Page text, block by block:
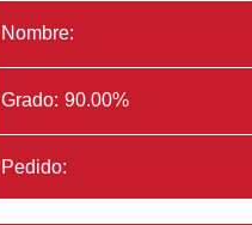
Nombre:
Grado: 90.00%
Pedido: